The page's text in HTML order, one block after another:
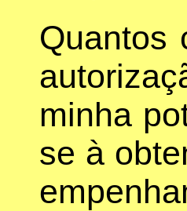
Quantos
minha
se à